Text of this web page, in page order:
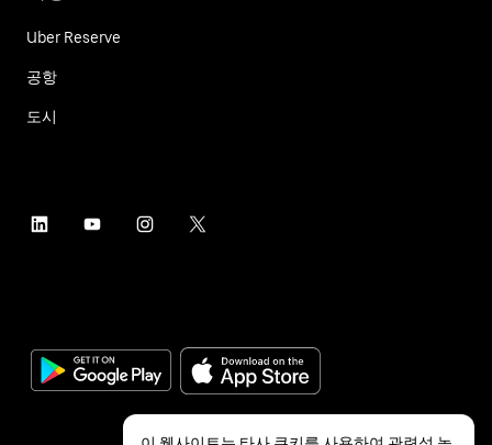
Uber Reserve
공항
도시